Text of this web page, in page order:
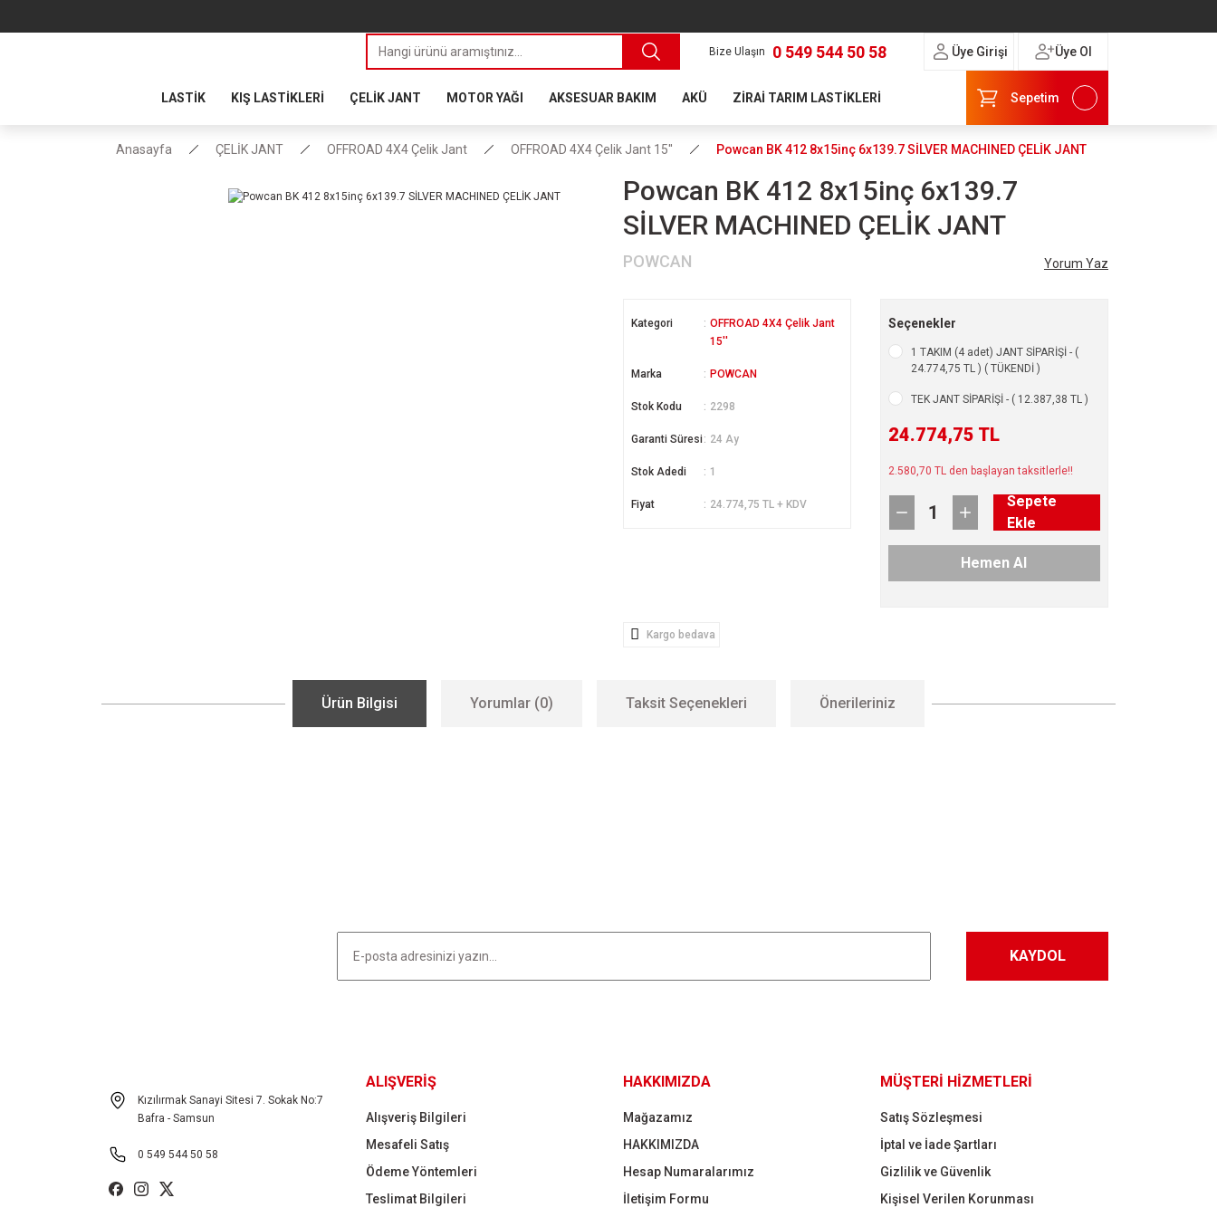
Bize Ulaşın 0 549 544 50 58 Üye Girişi Üye Ol
LASTİK KIŞ LASTİKLERİ ÇELİK JANT MOTOR YAĞI AKSESUAR BAKIM AKÜ ZİRAİ TARIM LASTİKLERİ Sepetim
Anasayfa ÇELİK JANT OFFROAD 4X4 Çelik Jant OFFROAD 4X4 Çelik Jant 15'' Powcan BK 412 8x15inç 6x139.7 SİLVER MACHINED ÇELİK JANT
Powcan BK 412 8x15inç 6x139.7
SİLVER MACHINED ÇELİK JANT
POWCAN Yorum Yaz
Kategori
OFFROAD 4X4 Çelik Jant
15''
Marka POWCAN
Stok Kodu 2298
Garanti Süresi 24 Ay
Stok Adedi 1
Fiyat 24.774,75 TL + KDV
Seçenekler
1 TAKIM (4 adet) JANT SİPARİŞİ - (
24.774,75 TL ) ( TÜKENDİ )
TEK JANT SİPARİŞİ - ( 12.387,38 TL )
24.774,75 TL
2.580,70 TL den başlayan taksitlerle!!
Sepete
Ekle
Hemen Al
Kargo bedava
Ürün Bilgisi Yorumlar (0) Taksit Seçenekleri Önerileriniz
KAYDOL
Kızılırmak Sanayi Sitesi 7. Sokak No:7
Bafra - Samsun
0 549 544 50 58
ALIŞVERİŞ
Alışveriş Bilgileri
Mesafeli Satış
Ödeme Yöntemleri
Teslimat Bilgileri
HAKKIMIZDA
Mağazamız
HAKKIMIZDA
Hesap Numaralarımız
İletişim Formu
MÜŞTERİ HİZMETLERİ
Satış Sözleşmesi
İptal ve İade Şartları
Gizlilik ve Güvenlik
Kişisel Verilen Korunması